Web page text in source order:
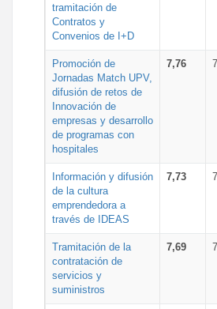
tramitación de
Contratos y
Convenios de I+D
Promoción de
Jornadas Match UPV,
difusión de retos de
Innovación de
empresas y desarrollo
de programas con
hospitales
7,76
Información y difusión
de la cultura
emprendedora a
través de IDEAS
7,73
Tramitación de la
contratación de
servicios y
suministros
7,69